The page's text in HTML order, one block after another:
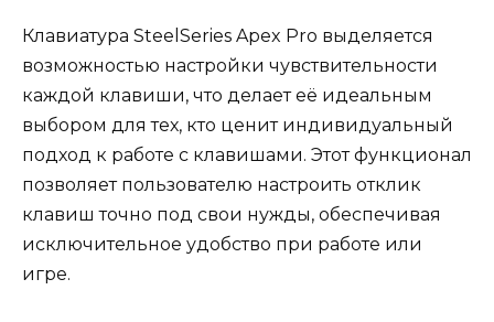
Клавиатура SteelSeries Apex Pro выделяется
возможностью настройки чувствительности
каждой клавиши, что делает её идеальным
выбором для тех, кто ценит индивидуальный
подход к работе с клавишами. Этот функционал
позволяет пользователю настроить отклик
клавиш точно под свои нужды, обеспечивая
исключительное удобство при работе или
игре.